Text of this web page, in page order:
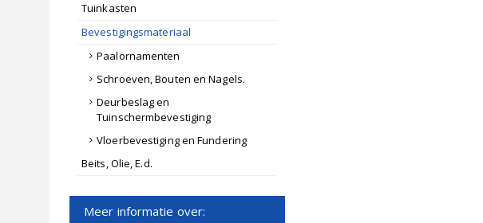
Tuinkasten
Bevestigingsmateriaal
Paalornamenten
Schroeven, Bouten en Nagels.
Deurbeslag en
Tuinschermbevestiging
Vloerbevestiging en Fundering
Beits, Olie, E.d.
Meer informatie over: